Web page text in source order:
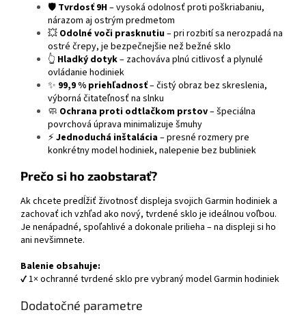
🛡️ Tvrdosť 9H– vysoká odolnosť proti poškriabaniu,
nárazom aj ostrým predmetom
💥 Odolné voči prasknutiu– pri rozbití sa nerozpadá na
ostré črepy, je bezpečnejšie než bežné sklo
👆 Hladký dotyk– zachováva plnú citlivosť a plynulé
ovládanie hodiniek
✨ 99,9 % priehľadnosť– čistý obraz bez skreslenia,
výborná čitateľnosť na slnku
🧼 Ochrana proti odtlačkom prstov– špeciálna
povrchová úprava minimalizuje šmuhy
⚡Jednoduchá inštalácia– presné rozmery pre
konkrétny model hodiniek, nalepenie bez bubliniek
Prečo si ho zaobstarať?
Ak chcete predĺžiť životnosť displeja svojich Garmin hodiniek a
zachovať ich vzhľad ako nový, tvrdené sklo je ideálnou voľbou.
Je nenápadné, spoľahlivé a dokonale prilieha – na displeji si ho
ani nevšimnete.
Balenie obsahuje:
✔ 1× ochranné tvrdené sklo pre vybraný model Garmin hodiniek
Dodatočné parametre